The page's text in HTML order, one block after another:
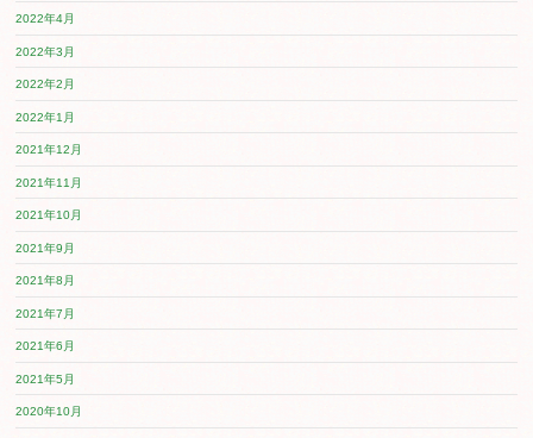
雨の合間に差し込む強い日差しに、夏の訪れを感じるこ
ぷりか保育園上大岡の元気な子どもたちの活動をお届け
ちご組
のびのびと元気に過ごしました！ぶどう組と合同遊びの
び方や言葉の発見がいちご組のみんなにとっても刺激に